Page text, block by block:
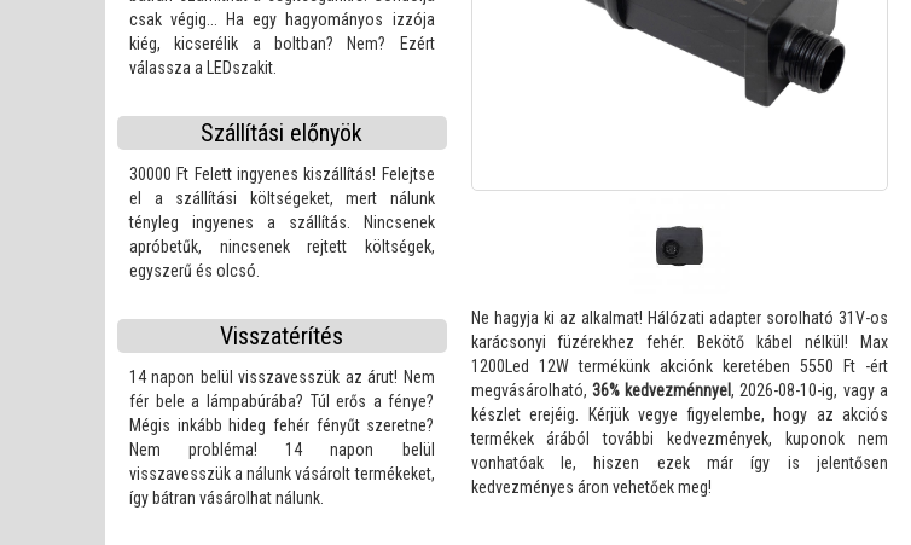
Csatlakozők, kiegészítők
Karácsonyi dekorációs állatfigurák és díszek
csak végig... Ha egy hagyományos izzója
kiég, kicserélik a boltban? Nem? Ezért
válassza a LEDszakit.
Szállítási előnyök
30000 Ft Felett ingyenes kiszállítás! Felejtse
el a szállítási költségeket, mert nálunk
tényleg ingyenes a szállítás. Nincsenek
apróbetűk, nincsenek rejtett költségek,
egyszerű és olcsó.
Visszatérítés
14 napon belül visszavesszük az árut! Nem
fér bele a lámpabúrába? Túl erős a fénye?
Mégis inkább hideg fehér fényűt szeretne?
Nem probléma! 14 napon belül
visszavesszük a nálunk vásárolt termékeket,
így bátran vásárolhat nálunk.
Ne hagyja ki az alkalmat! Hálózati adapter sorolható 31V-os
karácsonyi füzérekhez fehér. Bekötő kábel nélkül! Max
1200Led 12W termékünk akciónk keretében 5550 Ft -ért
megvásárolható, 36% kedvezménnyel, 2026-08-10-ig, vagy a
készlet erejéig. Kérjük vegye figyelembe, hogy az akciós
termékek árából további kedvezmények, kuponok nem
vonhatóak le, hiszen ezek már így is jelentősen
kedvezményes áron vehetőek meg!